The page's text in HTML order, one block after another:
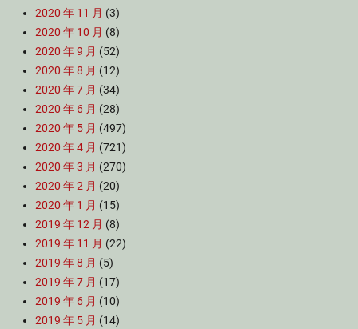
2020 年 11 月 (3)
2020 年 10 月 (8)
2020 年 9 月 (52)
2020 年 8 月 (12)
2020 年 7 月 (34)
2020 年 6 月 (28)
2020 年 5 月 (497)
2020 年 4 月 (721)
2020 年 3 月 (270)
2020 年 2 月 (20)
2020 年 1 月 (15)
2019 年 12 月 (8)
2019 年 11 月 (22)
2019 年 8 月 (5)
2019 年 7 月 (17)
2019 年 6 月 (10)
2019 年 5 月 (14)